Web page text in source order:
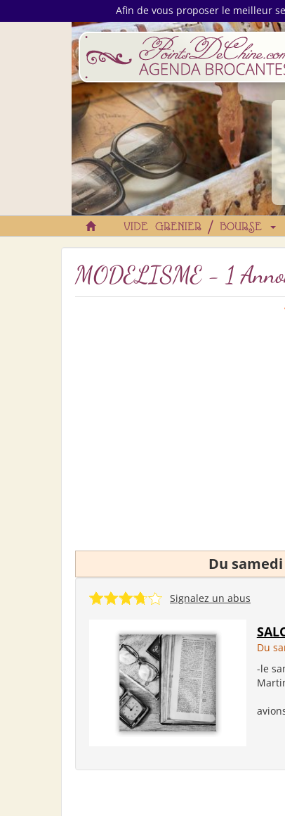
Afin de vous proposer le meilleur
VIDE GRENIER / BOURSE
MODELISME - 1
Du
Signalez un abus
Du
-le
*en